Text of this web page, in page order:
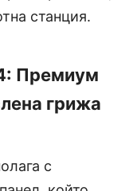
станция.
Премиум
грижа
с